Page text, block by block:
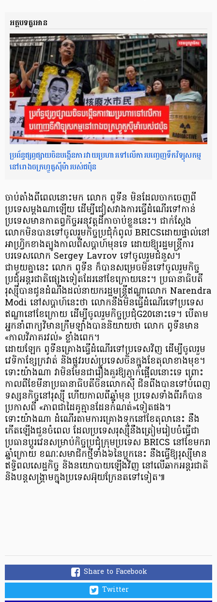
អត្ថបទគួរអាន​
ប្រព័ន្ធផ្សព្វផ្សាយចិនបង្កើនការវាយប្រហារទៅលើការបញ្ចេញទឹកវិទ្យុសកម្ម
នៅរោងចក្រហ្វូគូស៊ីម៉ារបស់ជប៉ុន
ចាប់តាំងពីពេលនោះមក លោក ពូទីន មិនដែលចាកចេញពី
ប្រទេសម្តងណាឡើយ ដើម្បីជៀសវាងការធ្វើដំណើរទៅកាន់
ប្រទេសមានកាតព្វកិច្ចអនុវត្តដីកាចាប់ខ្លួននេះ។ ជាក់ស្តែង
លោកមិនបានទៅចូលរួមកិច្ចប្រជុំកំពូល BRICSដោយផ្ទាល់នៅ
អាហ្រ្វិកខាងត្បូងកាលពីសប្តាហ៍មុនទេ ដោយឱ្យរដ្ឋមន្ត្រីការ
បរទេសលោក Sergey Lavrov ទៅចូលរួមជំនួស។
ជាមួយគ្នានេះ លោក ពូទីន ក៏បានសម្រេចមិនទៅចូលរួមកិច្ច
ប្រជុំអន្តរជាតិផ្សេងទៀតដែរនៅខែក្រោយនេះ។ ប្រធានាធិបតី
រុស្ស៊ីបានជូនដំណឹងដល់នាយករដ្ឋមន្រ្តីឥណ្ឌាលោក Narendra
Modi នៅសប្តាហ៍នេះថា លោកនឹងមិនធ្វើដំណើរទៅប្រទេស
ឥណ្ឌានៅខែក្រោយ ដើម្បីចូលរួមកិច្ចប្រជុំG20នោះទេ។ បើតាម
អ្នកនាំពាក្យវិមានក្រឹមឡាំងបាននិយាយថា លោក ពូទីនមាន
«កាលវិភាគរវល់» ខ្លាំងពេក។
ដោយឡែក ពូទីនគ្រោងធ្វើដំណើរទៅប្រទេសវិញ ដើម្បីចូលរួម
វេទិកាខ្សែក្រវាត់ និងផ្លូវរបស់ប្រទេសចិនក្នុងខែតុលាខាងមុខ។
ទោះយ៉ាងណា វាមិនមែនជារឿងគួរឱ្យភ្ញាក់ផ្អើលនោះទេ ព្រោះ
កាលពីខែមីនាប្រធានាធិបតីចិនលោកស៊ី ជិនពីងបានទៅបំពេញ
ទស្សនកិច្ចនៅរុស្ស៊ី ហើយកាលពីឆ្នាំមុន ប្រទេសទាំងពីរក៏បាន
ប្រកាសពី «ភាពជាដៃគូគ្មានដែនកំណត់»ទៀតផង។
ទោះយ៉ាងណា ដំណើរតាមការគ្រោងទុកនៅខែតុលានេះ នឹង
កើតឡើងជួនចំពេល ដែលប្រទេសរុស្ស៊ីនឹងត្រៀមរៀបចំធ្វើជា
ប្រធានប្តូរវេនសម្រាប់កិច្ចប្រជុំក្រុមប្រទេស BRICS នៅខែមករា
ឆ្នាំក្រោយ ខណៈសមាជិកថ្មីទាំង៦នៃប្លុកនេះ នឹងធ្វើឱ្យរុស្ស៊ីមាន
ឥទ្ធិពលសេដ្ឋកិច្ច និងនយោបាយឡើងវិញ នៅលើឆាកអន្តរជាតិ
និងបន្តសង្គ្រាមក្នុងប្រទេសអ៊ុយក្រែនតទៅទៀត៕
Share to Facebook
Twitter